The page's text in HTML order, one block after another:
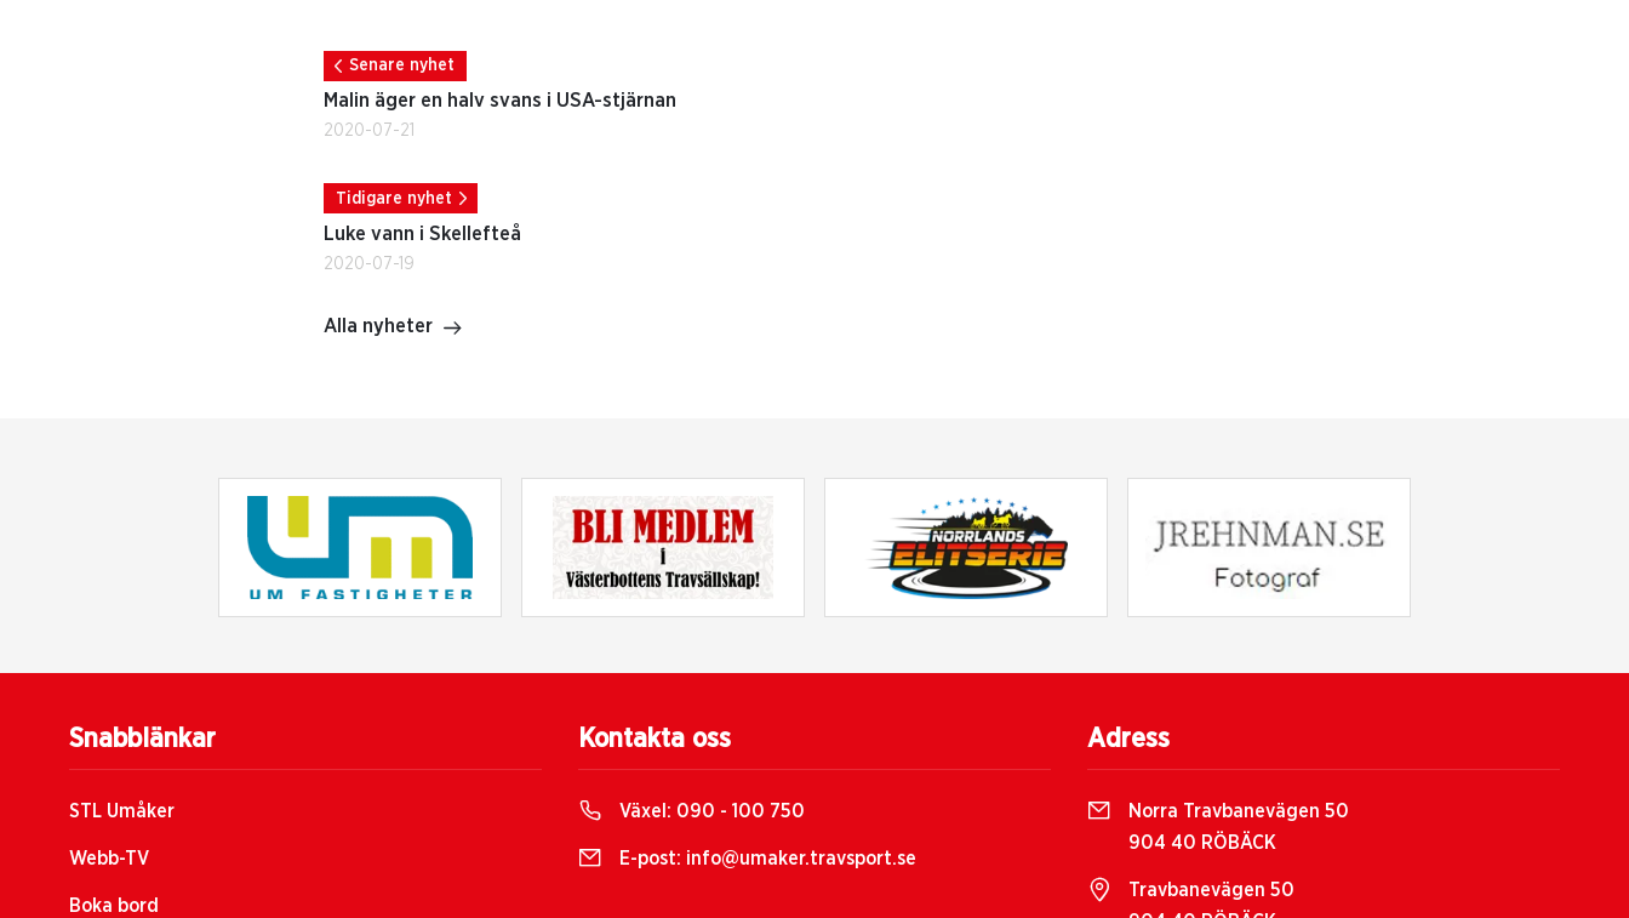
Senare nyhet
Malin äger en halv svans i USA-stjärnan
2020-07-21
Tidigare nyhet
Luke vann i Skellefteå
2020-07-19
Alla nyheter
Snabblänkar
STL Umåker
Webb-TV
Boka bord
Kontakta oss
Växel: 090 - 100 750
E-post: info@umaker.travsport.se
Adress
Norra Travbanevägen 50
904 40 RÖBÄCK
Travbanevägen 50